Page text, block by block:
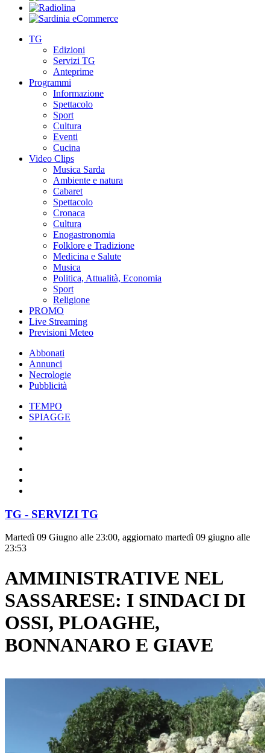
TG
Edizioni
Servizi TG
Anteprime
Programmi
Informazione
Spettacolo
Sport
Cultura
Eventi
Cucina
Video Clips
Musica Sarda
Ambiente e natura
Cabaret
Spettacolo
Cronaca
Cultura
Enogastronomia
Folklore e Tradizione
Medicina e Salute
Musica
Politica, Attualità, Economia
Sport
Religione
PROMO
Live Streaming
Previsioni Meteo
Abbonati
Annunci
Necrologie
Pubblicità
TEMPO
SPIAGGE
TG - SERVIZI TG
Martedì 09 Giugno alle 23:00, aggiornato martedì 09 giugno alle
23:53
AMMINISTRATIVE NEL
SASSARESE: I SINDACI DI
OSSI, PLOAGHE,
BONNANARO E GIAVE